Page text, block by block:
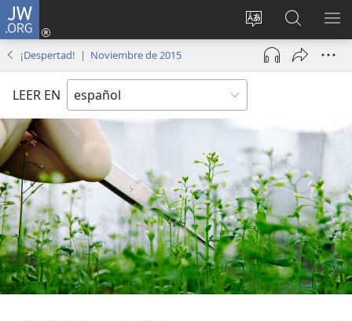
JW.ORG
Cambiar
idioma
del sitio
Iniciar
sesión
(abre
nueva
en
jw.org
¡Despertad! | Noviembre de 2015
LEER EN